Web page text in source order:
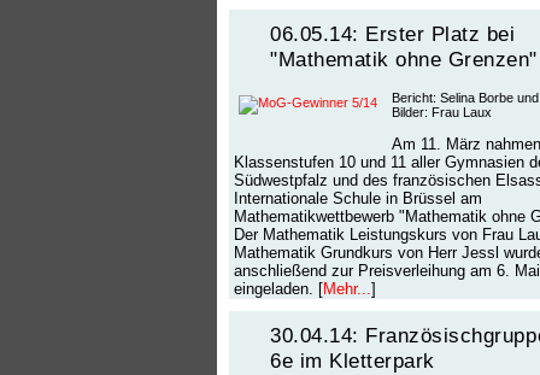
06.05.14: Erster Platz bei
"Mathematik ohne Grenzen"
Bericht: Selina Borbe
Bilder: Frau Laux
Am 11. März
Klassenstufen 10 und 11 aller Gymnasien
Südwestpfalz und des französischen
Internationale Schule in Brüssel am
Mathematikwettbewerb "Mathematik ohne
Der Mathematik Leistungskurs von Frau
Mathematik Grundkurs von Herr Jessl
anschließend zur Preisverleihung am 6.
eingeladen. [Mehr... ]
30.04.14:
6e im Kletterpark